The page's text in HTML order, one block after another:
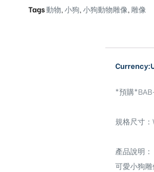
Tags動物,小狗,小狗動物雕像, 雕像
*預購
規格尺寸
產品說明：
可愛小狗